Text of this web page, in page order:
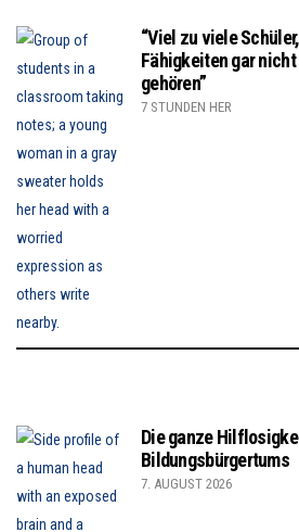
“Viel zu viele
Fähigkeiten gar
gehören”
7 STUNDEN HER
Die ganze
Bildungsbürgertums
7. AUGUST 2026